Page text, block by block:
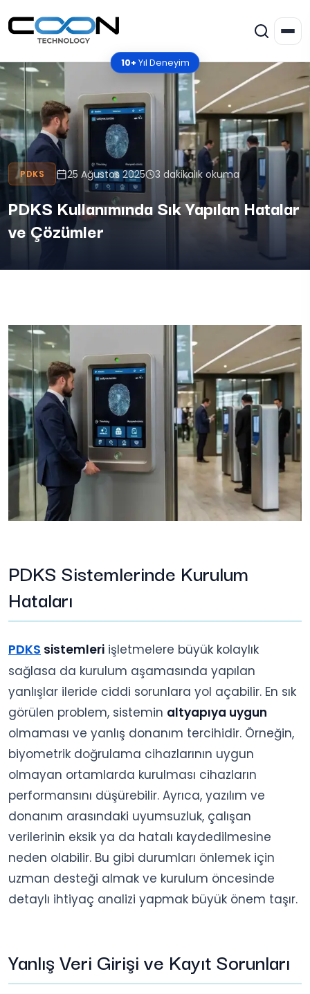
10+ Yıl Deneyim
PDKS 25 Ağustos 2025 3 dakikalık okuma
PDKS Kullanımında Sık Yapılan Hatalar
ve Çözümler
PDKS Sistemlerinde Kurulum
Hataları
PDKS sistemleri işletmelere büyük kolaylık
sağlasa da kurulum aşamasında yapılan
yanlışlar ileride ciddi sorunlara yol açabilir. En sık
görülen problem, sistemin altyapıya uygun
olmaması ve yanlış donanım tercihidir. Örneğin,
biyometrik doğrulama cihazlarının uygun
olmayan ortamlarda kurulması cihazların
performansını düşürebilir. Ayrıca, yazılım ve
donanım arasındaki uyumsuzluk, çalışan
verilerinin eksik ya da hatalı kaydedilmesine
neden olabilir. Bu gibi durumları önlemek için
uzman desteği almak ve kurulum öncesinde
detaylı ihtiyaç analizi yapmak büyük önem taşır.
Yanlış Veri Girişi ve Kayıt Sorunları